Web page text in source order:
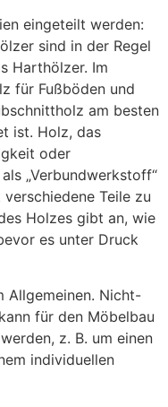
eingeteilt werden:
sind in der Regel
Harthölzer. Im
für Fußböden und
am besten
ist. Holz, das
oder
„Verbundwerkstoff“
Teile zu
Holzes gibt an, wie
es unter Druck
Allgemeinen. Nicht-
für den Möbelbau
z. B. um einen
individuellen